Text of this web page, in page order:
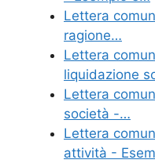
o
o
k
Lettera
ragione…
Lettera
liquidazione
Lettera
società -…
Lettera
attività -